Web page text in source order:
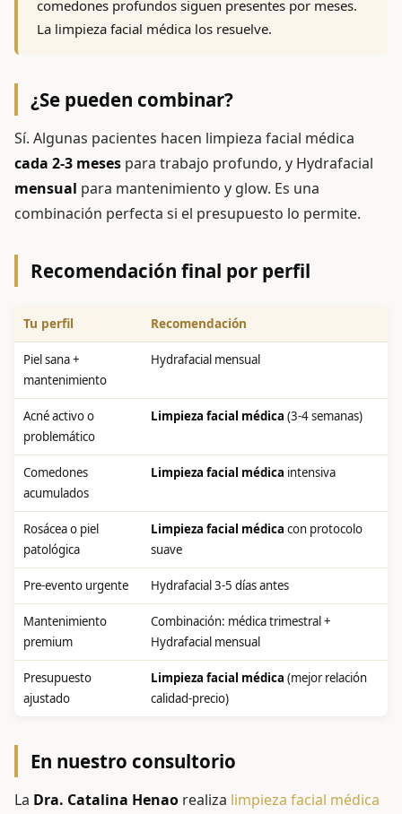
comedones profundos siguen presentes por meses.
La limpieza facial médica los resuelve.
¿Se pueden combinar?
Sí. Algunas pacientes hacen limpieza facial médica
cada 2-3 meses para trabajo profundo, y Hydrafacial
mensual para mantenimiento y glow. Es una
combinación perfecta si el presupuesto lo permite.
Recomendación final por perfil
Tu perfil Recomendación
Piel sana +
mantenimiento
Hydrafacial mensual
Acné activo o
problemático
Limpieza facial médica (3-4 semanas)
Comedones
acumulados
Limpieza facial médica intensiva
Rosácea o piel
patológica
Limpieza facial médica con protocolo
suave
Pre-evento urgente Hydrafacial 3-5 días antes
Mantenimiento
premium
Combinación: médica trimestral +
Hydrafacial mensual
Presupuesto
ajustado
Limpieza facial médica (mejor relación
calidad-precio)
En nuestro consultorio
La Dra. Catalina Henao realiza limpieza facial médica